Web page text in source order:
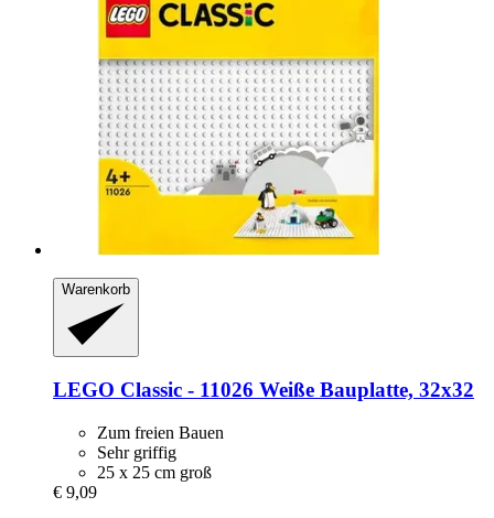
Warenkorb
LEGO Classic -​ 11026 Weiße Bauplatte, 32x32
Zum freien Bauen
Sehr griffig
25 x 25 cm groß
€ 9,09